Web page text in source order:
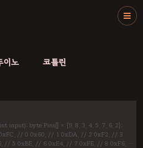
이노 코틀린
input); byte Pins[] = {9, 8, 3, 4, 5, 7, 6, 2};
// 0 0x60, // 1 0xDA, // 2 0xF2, // 3
// 5 0xBE, // 6 0xE4, // 7 0xFE, // 8 0xF6, //